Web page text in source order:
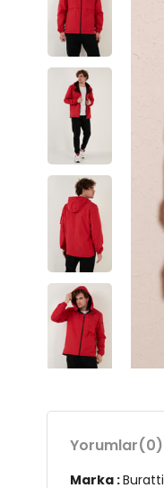
Yorumlar(0)
Marka :Buratti